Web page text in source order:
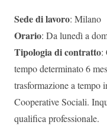
Sede di lavoro: Milano
Orario: Da lunedì a
Tipologia di contratto:
tempo determinato 6
trasformazione a
Cooperative Sociali.
qualifica professionale.